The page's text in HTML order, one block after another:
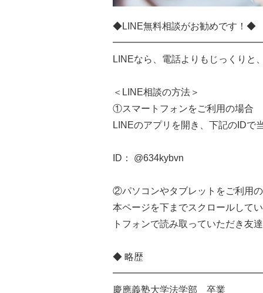
◆LINE無料相談がお勧めです！◆
LINEなら、電話よりもじっくりと
＜LINE相談の方法＞
①スマートフォンをご利用の場合
LINEのアプリを開き、下記のIDで
ID： @634kybvn
②パソコンやタブレットをご利用
本ページを下までスクロールして
トフォンで読み取っていただき友
◆ 略歴
慶應義塾大学法学部 卒業